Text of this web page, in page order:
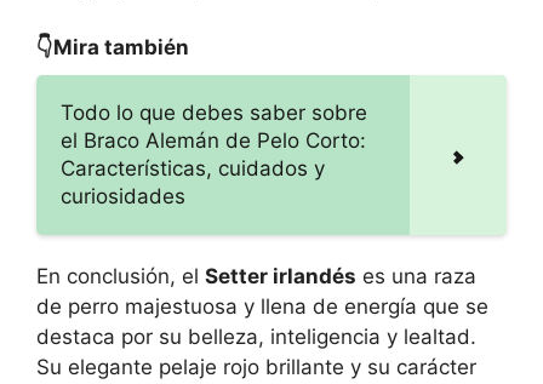
👇Mira también
Todo lo que debes saber sobre
el Braco Alemán de Pelo Corto:
Características, cuidados y
curiosidades
En conclusión, el Setter irlandés es una raza
de perro majestuosa y llena de energía que se
destaca por su belleza, inteligencia y lealtad.
Su elegante pelaje rojo brillante y su carácter